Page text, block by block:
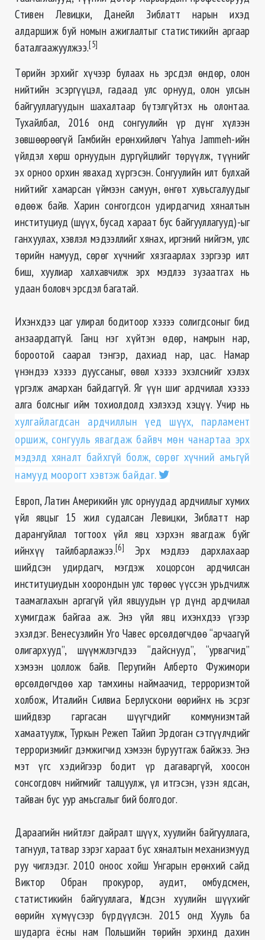
Стивен Левицки, Данейл Зиблатт нарын ихэд
алдаршиж буй номын ажиглалтыг статистикийн аргаар
баталгаажуулжээ.[5]
Төрийн эрхийг хүчээр булаах нь эрсдэл өндөр, олон
нийтийн эсэргүүцэл, гадаад улс орнууд, олон улсын
байгууллагуудын шахалтаар бүтэлгүйтэх нь олонтаа.
Тухайлбал, 2016 онд сонгуулийн үр дүнг хүлээн
зөвшөөрөөгүй Гамбийн ерөнхийлөгч Yahya Jammeh-ийн
үйлдэл хөрш орнуудын дургүйцлийг төрүүлж, түүнийг
эх орноо орхин явахад хүргэсэн. Сонгуулийн илт булхай
нийтийг хамарсан үймээн самуун, өнгөт хувьсгалуудыг
өдөөж байв. Харин сонгогдсон удирдагчид хяналтын
институциуд (шүүх, бусад хараат бус байгууллагууд)-ыг
ганхуулах, хэвлэл мэдээллийг хянах, иргэний нийгэм, улс
төрийн намууд, сөрөг хүчнийг хязгаарлах зэргээр илт
биш, хуулиар халхавчилж эрх мэдлээ зузаатгах нь
удаан боловч эрсдэл багатай.
Ихэнхдээ цаг улирал бодитоор хэзээ солигдсоныг бид
анзаардаггүй. Ганц нэг хүйтэн өдөр, намрын нар,
бороотой саарал тэнгэр, дахиад нар, цас. Намар
үнэндээ хэзээ дууссаныг, өвөл хэзээ эхэлснийг хэлэх
үргэлж амархан байдаггүй. Яг үүн шиг ардчилал хэзээ
алга болсныг ийм тохиолдолд хэлэхэд хэцүү. Учир нь
хулгайлагдсан ардчиллын үед шүүх, парламент
оршиж, сонгууль явагдаж байвч мөн чанартаа эрх
мэдэлд хяналт байхгүй болж, сөрөг хүчний амьгүй
намууд моорогт хэвтэж байдаг.
Европ, Латин Америкийн улс орнуудад ардчиллыг хумих
үйл явцыг 15 жил судалсан Левицки, Зиблатт нар
дарангуйлал тогтоох үйл явц хэрхэн явагдаж буйг
ийнхүү тайлбарлажээ.[6]
Эрх мэдлээ дархлахаар
шийдсэн удирдагч, мэгдэж хоцорсон ардчилсан
институциудын хоорондын улс төрөөс үүссэн урьдчилж
таамаглахын аргагүй үйл явцуудын үр дүнд ардчилал
хумигдаж байгаа аж. Энэ үйл явц ихэнхдээ үгээр
эхэлдэг. Венесуэлийн Уго Чавес өрсөлдөгчдөө “арчаагүй
олигархууд”, шүүмжлэгчдээ “дайснууд”, “урвагчид”
хэмээн цоллож байв. Перугийн Алберто Фужимори
өрсөлдөгчдөө хар тамхины наймаачид, терроризмтой
холбож, Италийн Силвиа Берлускони өөрийнх нь эсрэг
шийдвэр гаргасан шүүгчдийг коммунизмтай
хамаатуулж, Туркын Режеп Тайип Эрдоган сэтгүүлчдийг
терроризмийг дэмжигчид хэмээн буруутгаж байжээ. Энэ
мэт үгс хэдийгээр бодит үр дагаваргүй, хоосон
сонсогдовч нийгмийг талцуулж, үл итгэсэн, үзэн ядсан,
тайван бус уур амьсгалыг бий болгодог.
Дараагийн нийтлэг дайралт шүүх, хуулийн байгууллага,
тагнуул, татвар зэрэг хараат бус хяналтын механизмууд
руу чиглэдэг. 2010 оноос хойш Унгарын ерөнхий сайд
Виктор Обран прокурор, аудит, омбудсмен,
статистикийн байгууллага, Үндсэн хуулийн шүүхийг
өөрийн хүмүүсээр бүрдүүлсэн. 2015 онд Хууль ба
шударга ёсны нам Польшийн төрийн эрхинд дахин